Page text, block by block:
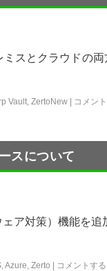
スとクラウドの
Vault, ZertoNew | コメン
スについて
ア対策）機能を
,Azure, Zerto | コメントする